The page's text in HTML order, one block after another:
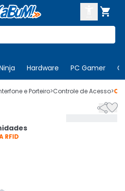

Hardware PC Gamer
SE
e Porteiro>Controle de Acesso>

RFID